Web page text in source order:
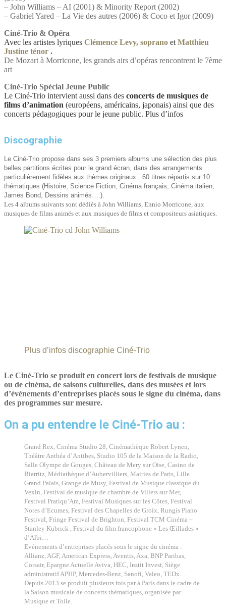
– John Williams – AI (2001) & Minority Report (2002)
– Gabriel Yared – La Vie des autres (2006) & Coco et Igor (2009)
Ciné-Trio & Opéra
Avec les artistes lyriques Clémence Levy, soprano et Matthieu
Justine ténor .
De Mozart à Morricone, les grands airs d’opéras rencontrent le 7ème
art
Ciné-Trio Spécial Jeune Public
Le Ciné-Trio intervient aussi dans des concerts de musiques de
films d’animation (européens, américains, japonais) ainsi que des
concerts pédagogiques pour le jeune public. Plus d’infos
Discographie
Le Ciné-Trio propose dans ses 3 premiers albums une sélection des plus
belles partitions écrites pour le grand écran, dans des arrangements
particulièrement fidèles aux thèmes originaux : 60 titres répartis sur 10
thématiques (Histoire, Science Fiction, Cinéma français, Cinéma italien,
James Bond, Dessins animés….).
Les 4 albums suivants sont dédiés à John Williams, Ennio Morricone, aux
musiques de films animés et aux musiques de films et compositeurs asiatiques.
Plus d’infos discographie Ciné-Trio
Le Ciné-Trio se produit en concert lors de festivals de musique
ou de cinéma, de saisons culturelles, dans des musées et lors
d’événements d’entreprises placés sous le signe du cinéma, dans
des programmes sur mesure.
On a pu entendre le Ciné-Trio au :
Grand Rex, Cinéma Studio 28, Cinémathèque Robert Lynen,
Théâtre Anthéa d’Antibes, Studio 105 de la Maison de la Radio,
Salle Olympe de Gouges, Château de Mery sur Oise, Casino de
Biarritz, Médiathèque d’Aubervilliers, Mairies de Paris, Lille
Grand Palais, Grange de Musy, Festival de Musique classique du
Vexin, Festival de musique de chambre de Villers sur Mer,
Festival Pratiqu’Am, Festival Musiques sur les Côtes, Festival
Notes d’Ecumes, Festival des Chapelles de Groix, Rungis Piano
Festival, Fringe Festival de Brighton, Festival TCM Cinéma –
Stanley Kubrick , Festival du film francophone « Les Œillades »
d’Albi…
Evénements d’entreprises placés sous le signe du cinéma :
Allianz, AGF, American Express, Aventis, Axa, BNP Paribas,
Corsair, Epargne Actuelle Aviva, HEC, Instit Invest, Siège
administratif APHP, Mercedes-Benz, Sanofi, Valeo, TEDx…
Depuis 2013 se produit plusieurs fois par à Paris dans le cadre de
la Saison musicale de concerts thématiques, organisée par
Musique et Toile.